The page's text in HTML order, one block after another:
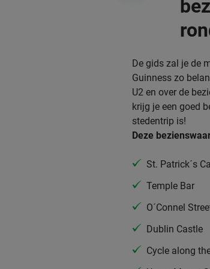
De gids zal je de
Guinness zo
U2 en over de
krijg je een goed
stedentrip is!
Deze
St. Patrick´s
Temple Bar
O´Connel
Dublin Castle
Cycle along